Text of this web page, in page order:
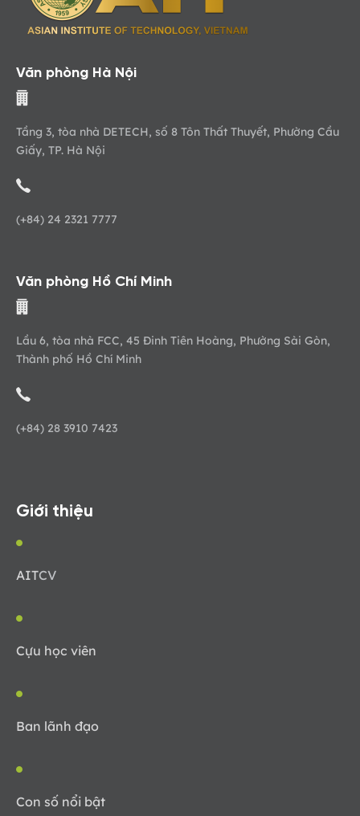
Văn phòng Hà Nội
Tầng 3, tòa nhà DETECH, số 8 Tôn Thất Thuyết, Phường Cầu
Giấy, TP. Hà Nội
(+84) 24 2321 7777
Văn phòng Hồ Chí Minh
Lầu 6, tòa nhà FCC, 45 Đinh Tiên Hoàng, Phường Sài Gòn,
Thành phố Hồ Chí Minh
(+84) 28 3910 7423
Giới thiệu
AITCV
Cựu học viên
Ban lãnh đạo
Con số nổi bật